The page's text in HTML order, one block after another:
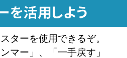
ターを使用できるぞ。
マー」、「一手戻す」